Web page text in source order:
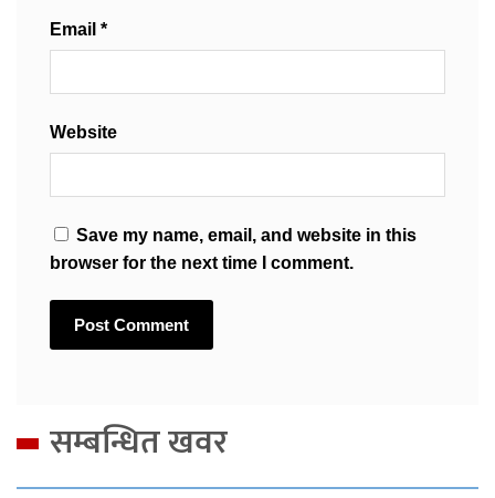
Email *
Website
Save my name, email, and website in this
browser for the next time I comment.
सम्बन्धित खवर